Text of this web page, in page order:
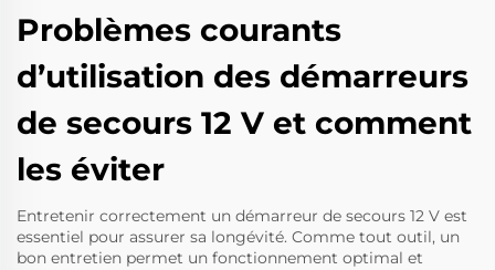
Problèmes courants
d’utilisation des démarreurs
de secours 12 V et comment
les éviter
Entretenir correctement un démarreur de secours 12 V est
essentiel pour assurer sa longévité. Comme tout outil, un
bon entretien permet un fonctionnement optimal et